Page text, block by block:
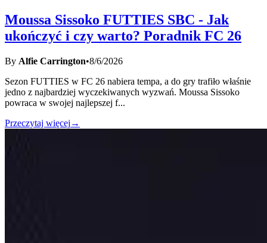
Moussa Sissoko FUTTIES SBC - Jak
ukończyć i czy warto? Poradnik FC 26
By Alfie Carrington•8/6/2026
Sezon FUTTIES w FC 26 nabiera tempa, a do gry trafiło właśnie
jedno z najbardziej wyczekiwanych wyzwań. Moussa Sissoko
powraca w swojej najlepszej f...
Przeczytaj więcej →